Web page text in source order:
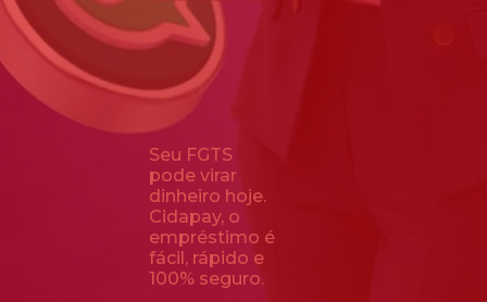
Seu FGTS
pode virar
dinheiro hoje.
Cidapay, o
empréstimo é
fácil, rápido e
100% seguro.